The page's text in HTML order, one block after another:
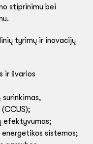
stiprinimu bei
tyrimų ir inovacijų
ir švarios
surinkimas,
efektyvumas;
sistemos;